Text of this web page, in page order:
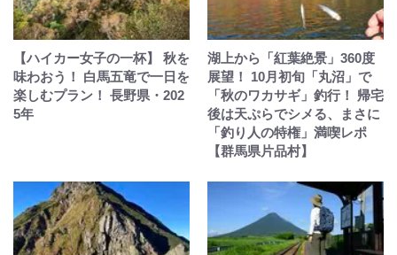
【ハイカー女子の一杯】 秋を
味わおう！ 白馬五竜で一日を
楽しむプラン！ 長野県・202
5年
湖上から「紅葉絶景」360度
展望！ 10月初旬「丸沼」で
「秋のワカサギ」釣行！ 帰宅
後は天ぷらでシメる、まさに
「釣り人の特権」満喫レポ
【群馬県片品村】